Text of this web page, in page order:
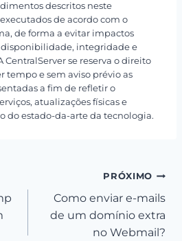
descritos neste
de acordo com o
de forma a evitar impactos
disponibilidade, integridade e
CentralServer se reserva o direito
tempo e sem aviso prévio as
a fim de refletir o
atualizações físicas e
do estado-da-arte da tecnologia.
PRÓXIMO
Como enviar e-mails
de um domínio extra
no Webmail?